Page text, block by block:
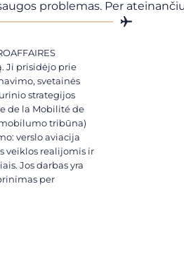
problemas. Per
Ji prisidėjo prie
svetainės
strategijos
de la Mobilité de
tribūna)
verslo aviacija
veiklos realijomis ir
Jos darbas yra
per